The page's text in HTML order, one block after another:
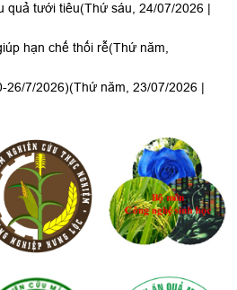
quả tưới tiêu(Thứ sáu, 24/07/2026 |
hạn chế thối rễ(Thứ năm,
26/7/2026)(Thứ năm, 23/07/2026 |